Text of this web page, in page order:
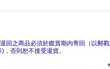
回之商品必須於鑑賞期內寄回（以郵
否則恕不接受退貨。